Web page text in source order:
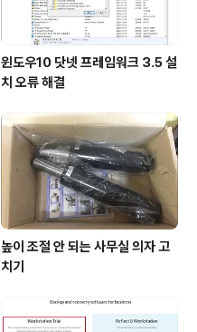
윈도우10 닷넷 프레임워크 3.5 설
치 오류 해결
높이 조절 안 되는 사무실 의자 고
치기